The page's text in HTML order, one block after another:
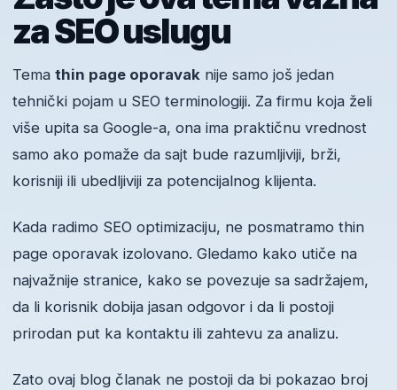
za SEO uslugu
Tema thin page oporavak nije samo još jedan
tehnički pojam u SEO terminologiji. Za firmu koja želi
više upita sa Google-a, ona ima praktičnu vrednost
samo ako pomaže da sajt bude razumljiviji, brži,
korisniji ili ubedljiviji za potencijalnog klijenta.
Kada radimo SEO optimizaciju, ne posmatramo thin
page oporavak izolovano. Gledamo kako utiče na
najvažnije stranice, kako se povezuje sa sadržajem,
da li korisnik dobija jasan odgovor i da li postoji
prirodan put ka kontaktu ili zahtevu za analizu.
Zato ovaj blog članak ne postoji da bi pokazao broj